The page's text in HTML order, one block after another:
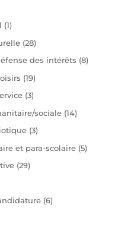
(1)
(28)
des intérêts (8)
(19)
(3)
sociale(14)
(3)
et para-scolaire(5)
(29)
(6)